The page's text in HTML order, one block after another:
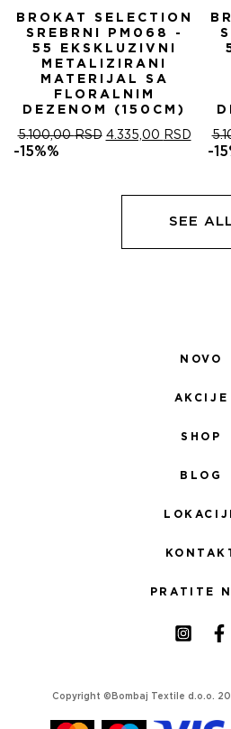
BROKAT SELECTION
SREBRNI PM068 -
55 EKSKLUZIVNI
METALIZIRANI
MATERIJAL SA
FLORALNIM
DEZENOM (150CM)
5.100,00RSD ОРИГИНАЛНА
5.100,00 RSD.
4.335,00 RSD
ЦЕНА
-15%% -
SEE
NOVO
AKCIJE
SHOP
BLOG
PRATITE
Copyright ©Bombaj Textile d.o.o.